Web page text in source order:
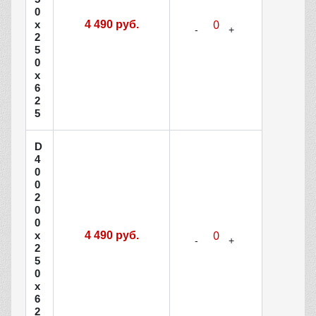
0
х
2
5
0
х
6
2
5
4 490 руб.
D
4
0
0
2
0
0
х
2
5
0
х
6
2
4 490 руб.